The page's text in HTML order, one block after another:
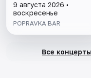
9 августа 2026 •
воскресенье
POPRAVKA BAR
Все